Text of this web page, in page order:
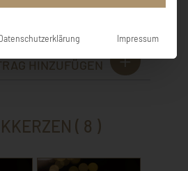
HINZUFÜGEN
( 8 )
Datenschutzerklärung Impressum